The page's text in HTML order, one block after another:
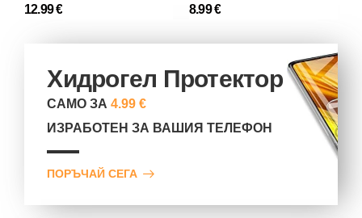
12.99 € 8.99 €
Хидрогел Протектор
САМО ЗА4.99 €
ИЗРАБОТЕН ЗА ВАШИЯ ТЕЛЕФОН
ПОРЪЧАЙ СЕГА